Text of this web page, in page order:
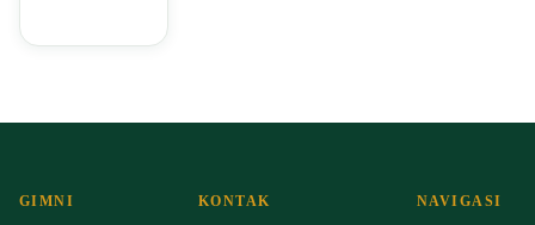
GIMNI KONTAK NAVIGASI